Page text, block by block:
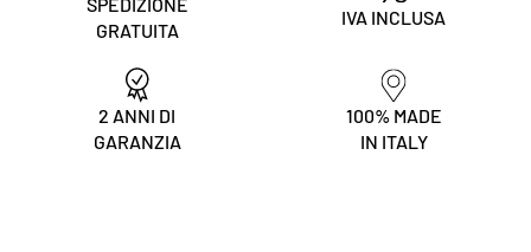
GRATUITA
IVA INCLUSA
2 ANNI DI
GARANZIA
100% MADE
IN ITALY